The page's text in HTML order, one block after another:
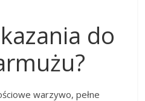
do
warzywo, pełne